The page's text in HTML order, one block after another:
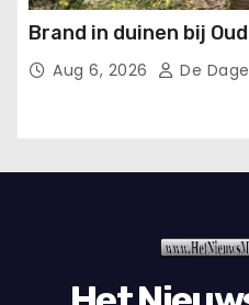
Brand in duinen bij
Aug 6, 2026 De